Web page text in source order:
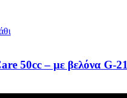
50cc – με βελόνα G-21